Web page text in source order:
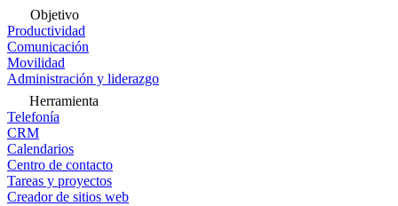
Objetivo
Productividad
Comunicación
Movilidad
Administración y liderazgo
Herramienta
Telefonía
CRM
Calendarios
Centro de contacto
Tareas y proyectos
Creador de sitios web